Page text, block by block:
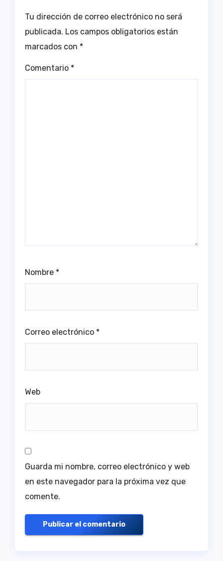
Tu dirección de correo electrónico no será
publicada. Los campos obligatorios están
marcados con *
Comentario *
Nombre *
Correo electrónico *
Web
Guarda mi nombre, correo electrónico y web
en este navegador para la próxima vez que
comente.